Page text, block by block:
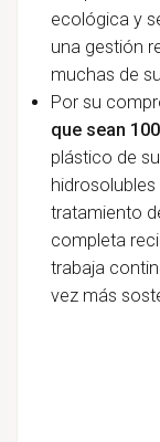
ecológica y
una gestión
muchas de
Por su
que sean
plástico de
tratamiento
completa
trabaja
vez más